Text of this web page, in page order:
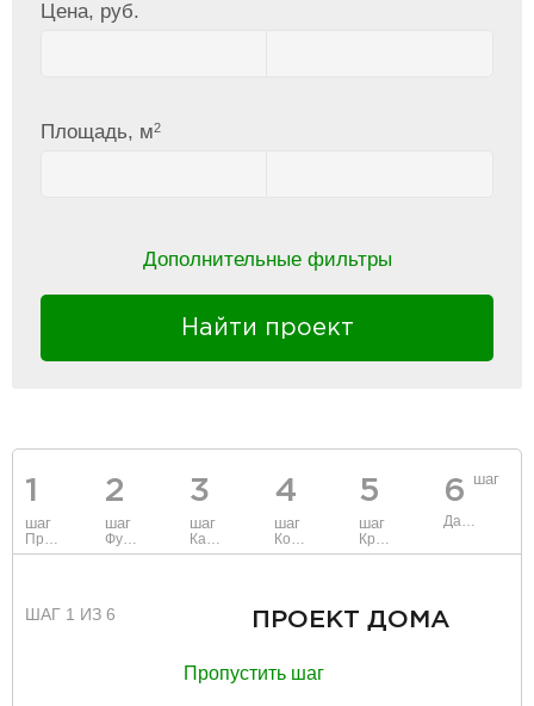
Цена, руб.
Площадь, м2
Дополнительные фильтры
Найти проект
1
шаг
Проект
2
шаг
Фундамент
3
шаг
Каркас и стены
4
шаг
Коммуникации
5
шаг
Крыша
6 шаг
Данные
ШАГ 1 ИЗ 6 ПРОЕКТ ДОМА
Пропустить шаг